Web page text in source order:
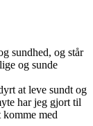
sundhed, og står
og sunde
at leve sundt og
har jeg gjort til
komme med